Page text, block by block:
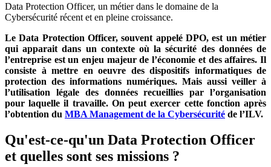
Data Protection Officer, un métier dans le domaine de la
Cybersécurité récent et en pleine croissance.
Le Data Protection Officer, souvent appelé DPO, est un métier
qui apparait dans un contexte où la sécurité des données de
l’entreprise est un enjeu majeur de l’économie et des affaires. Il
consiste à mettre en oeuvre des dispositifs informatiques de
protection des informations numériques. Mais aussi veiller à
l’utilisation légale des données recueillies par l’organisation
pour laquelle il travaille. On peut exercer cette fonction après
l’obtention du MBA Management de la Cybersécurité de l’ILV.
Qu'est-ce-qu'un Data Protection Officer
et quelles sont ses missions ?